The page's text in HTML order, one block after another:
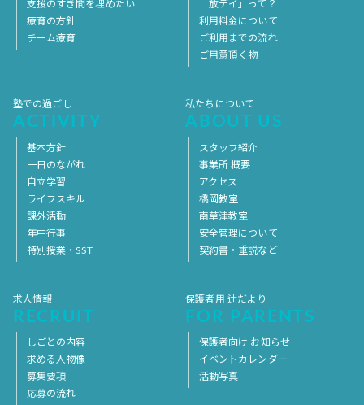
支援のすき間を埋めたい
療育の方針
チーム療育
「放デイ」って？
利用料金について
ご利用までの流れ
ご用意頂く物
塾での過ごし
ACTIVITY
基本方針
一日のながれ
自立学習
ライフスキル
課外活動
年中行事
特別授業・SST
私たちについて
ABOUT US
スタッフ紹介
事業所 概要
アクセス
橋岡教室
南草津教室
安全管理について
契約書・重説など
求人情報
RECRUIT
しごとの内容
求める人物像
募集要項
応募の流れ
保護者用 辻だより
FOR PARENTS
保護者向け お知らせ
イベントカレンダー
活動写真